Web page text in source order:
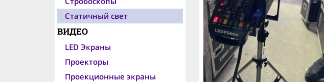
Статичный свет
ВИДЕО
LED Экраны
Проекторы
Проекционные экраны